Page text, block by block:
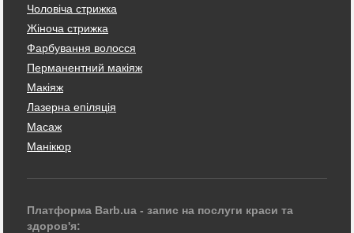
Чоловіча стрижка
Жіноча стрижка
Фарбування волосся
Перманентний макіяж
Макіяж
Лазерна епіляція
Масаж
Манікюр
Платформа Barb.ua - запис на послуги краси та
здоров'я: